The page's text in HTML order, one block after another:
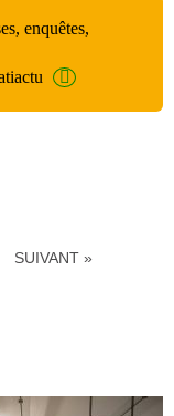
enquêtes,
SUIVANT »